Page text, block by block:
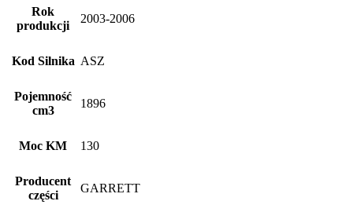
Rok
produkcji
2003-2006
Kod Silnika ASZ
Pojemność
cm3
1896
Moc KM 130
Producent
części
GARRETT